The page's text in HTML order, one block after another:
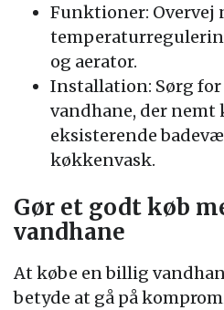
Funktioner:
og aerator.
Installation: Sørg
vandhane, der
eksisterende
køkkenvask.
Gør et godt køb
vandhane
At købe en billig
betyde at gå på